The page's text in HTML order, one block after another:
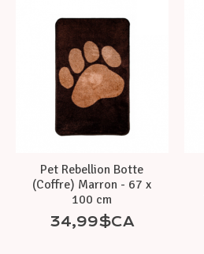
Pet Rebellion Botte
(Coffre) Marron - 67 x
100 cm
34,99$CA